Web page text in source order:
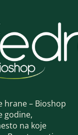
hrane – Bioshop
godine,
na koje